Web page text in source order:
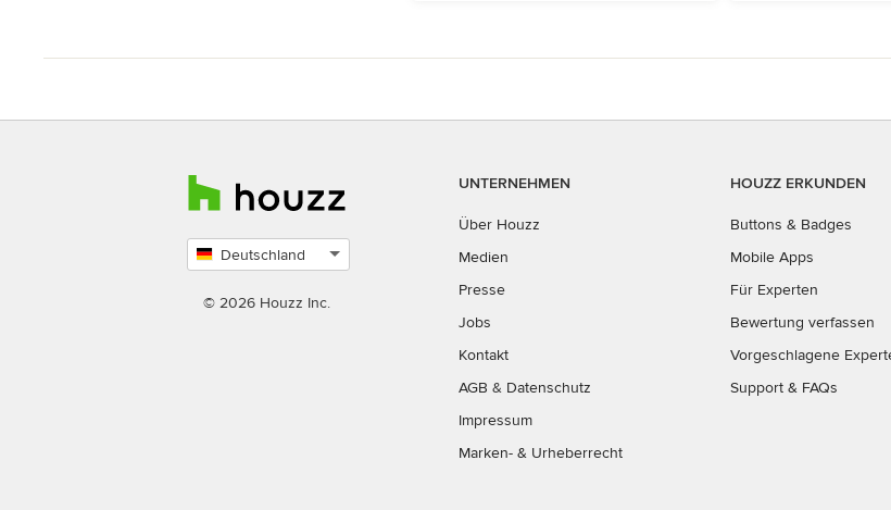
Deutschland
auswählen
© 2026 Houzz Inc.
UNTERNEHMEN
Über Houzz
Medien
Presse
Jobs
Kontakt
AGB & Datenschutz
Impressum
Marken- & Urheberrecht
HOUZZ ERKUNDEN
Buttons & Badges
Mobile Apps
Für Experten
Bewertung verfassen
Vorgeschlagene
Support & FAQs